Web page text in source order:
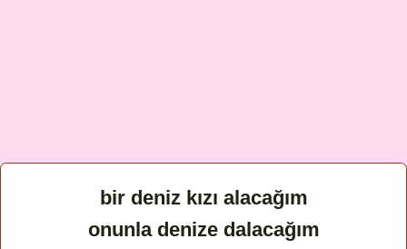
bir deniz kızı alacağım
onunla denize dalacağım